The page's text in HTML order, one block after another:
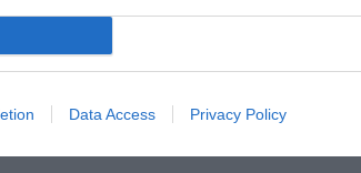
Data Access Privacy Policy
Fot. Warszawa w Pigułce